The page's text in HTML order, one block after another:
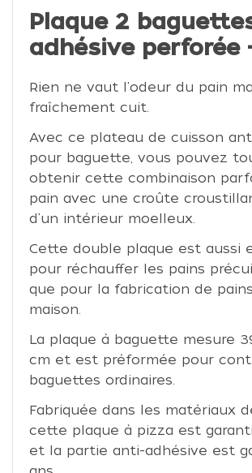
Plaque 2
adhésive perforée
Rien ne vaut l'odeur du pain
fraîchement cuit.
Avec ce plateau de cuisson
pour baguette, vous pouvez
obtenir cette combinaison
pain avec une croûte
d'un intérieur moelleux.
Cette double plaque est aussi
pour réchauffer les pains
que pour la fabrication de
maison.
La plaque à baguette mesure
cm et est préformée pour
baguettes ordinaires.
Fabriquée dans les matériaux
cette plaque à pizza est
et la partie anti-adhésive est